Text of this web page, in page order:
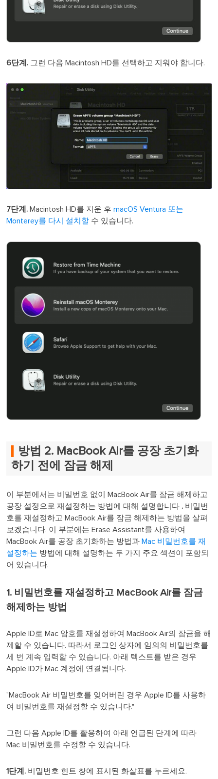
6단계. 그런 다음 Macintosh HD를 선택하고 지워야 합니다.
7단계. Macintosh HD를 지운 후macOS Ventura 또는
Monterey를 다시 설치할 수 있습니다.
방법 2. MacBook Air를 공장 초기화
하기 전에 잠금 해제
이 부분에서는 비밀번호 없이 MacBook Air를 잠금 해제하고
공장 설정으로 재설정하는 방법에 대해 설명합니다. 비밀번
호를 재설정하고 MacBook Air를 잠금 해제하는 방법을 살펴
보겠습니다. 이 부분에는 Erase Assistant를 사용하여
MacBook Air를 공장 초기화하는 방법과 Mac 비밀번호를 재
설정하는 방법에 대해 설명하는 두 가지 주요 섹션이 포함되
어 있습니다.
1. 비밀번호를 재설정하고 MacBook Air를 잠금
해제하는 방법
Apple ID로 Mac 암호를 재설정하여 MacBook Air의 잠금을 해
제할 수 있습니다. 따라서 로그인 상자에 임의의 비밀번호를
세 번 계속 입력할 수 있습니다. 아래 텍스트를 받은 경우
Apple ID가 Mac 계정에 연결됩니다.
"MacBook Air 비밀번호를 잊어버린 경우 Apple ID를 사용하
여 비밀번호를 재설정할 수 있습니다."
그런 다음 Apple ID를 활용하여 아래 언급된 단계에 따라
Mac 비밀번호를 수정할 수 있습니다.
1단계. 비밀번호 힌트 창에 표시된 화살표를 누르세요.